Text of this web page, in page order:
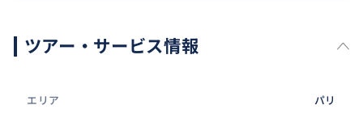
ツアー・サービス情報
エリア パリ